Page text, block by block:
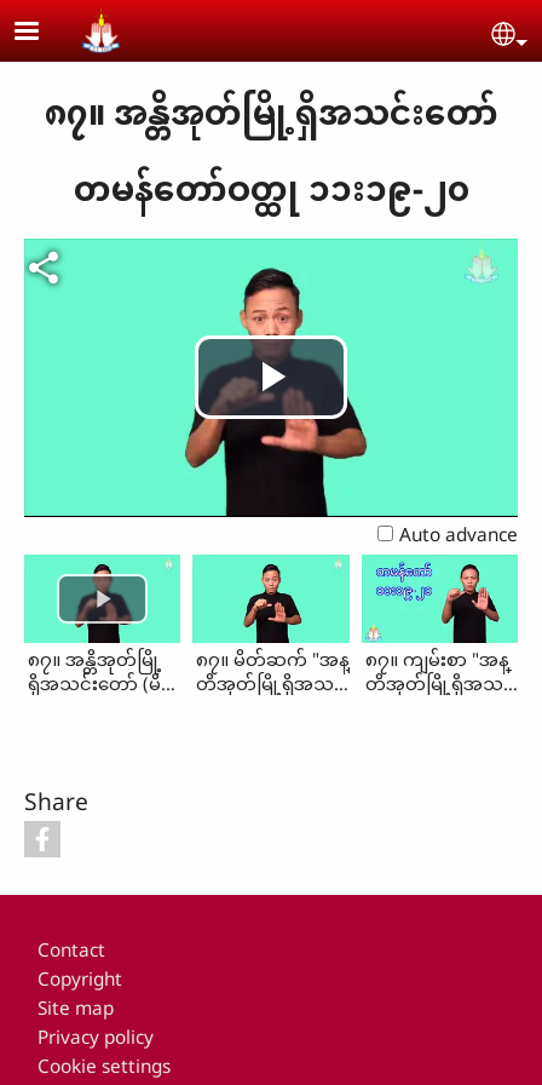
Skip to main content
၈၇။ အန္တိအုတ်မြို့ရှိအသင်းတော်
တမန်တော်ဝတ္ထု ၁၁း၁၉-၂၀
Play
Video
Auto advance
၈၇။ အန္တိအုတ်မြို့
ရှိအသင်းတော် (မိတ်
၈၇။ မိတ်ဆက် "အန္
တိအုတ်မြို့ရှိအသင်း
၈၇။ ကျမ်းစာ "အန္
တိအုတ်မြို့ရှိအသင်း
Share
Contact
Copyright
Site map
Privacy policy
Cookie settings